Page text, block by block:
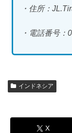
・住所：
・電話番号
インドネシア
X